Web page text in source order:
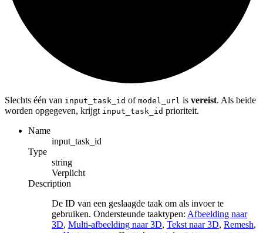
Slechts één van input_task_id of model_url is vereist. Als beide
worden opgegeven, krijgt input_task_id prioriteit.
Name
input_task_id
Type
string
Verplicht
Description
De ID van een geslaagde taak om als invoer te
gebruiken. Ondersteunde taaktypen: Afbeelding naar
3D, Multi-afbeelding naar 3D, Tekst naar 3D, Remesh,